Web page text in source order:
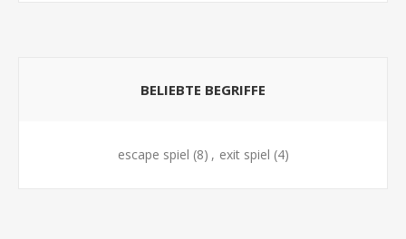
BELIEBTE BEGRIFFE
escape spiel (8) , exit spiel (4)